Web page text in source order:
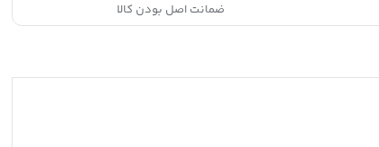
ضمانت اصل بودن کالا